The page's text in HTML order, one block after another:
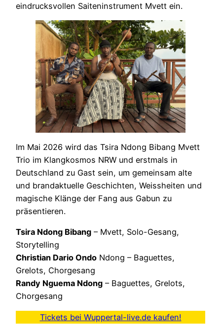
eindrucksvollen Saiteninstrument Mvett ein.
Im Mai 2026 wird das Tsira Ndong Bibang Mvett
Trio im Klangkosmos NRW und erstmals in
Deutschland zu Gast sein, um gemeinsam alte
und brandaktuelle Geschichten, Weissheiten und
magische Klänge der Fang aus Gabun zu
präsentieren.
Tsira Ndong Bibang – Mvett, Solo-Gesang,
Storytelling
Christian Dario Ondo Ndong – Baguettes,
Grelots, Chorgesang
Randy Nguema Ndong – Baguettes, Grelots,
Chorgesang
Tickets bei Wuppertal-live.de kaufen!